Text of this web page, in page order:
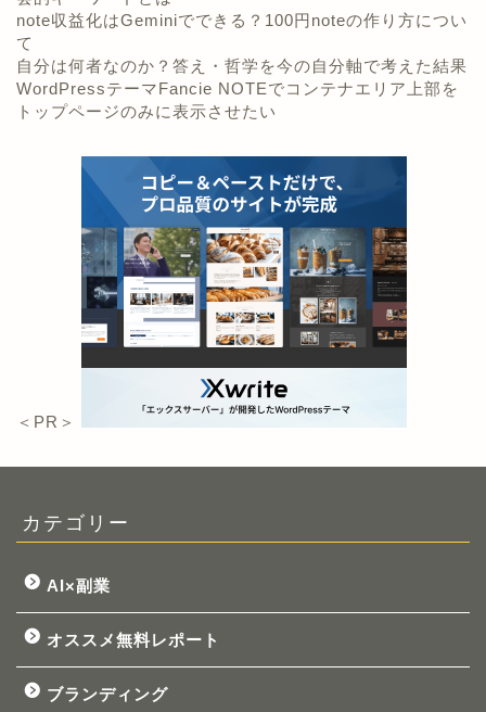
note収益化はGeminiでできる？100円noteの作り方につい
て
自分は何者なのか？答え・哲学を今の自分軸で考えた結果
WordPressテーマFancie NOTEでコンテナエリア上部を
トップページのみに表示させたい
＜PR＞
カテゴリー
AI×副業
オススメ無料レポート
ブランディング